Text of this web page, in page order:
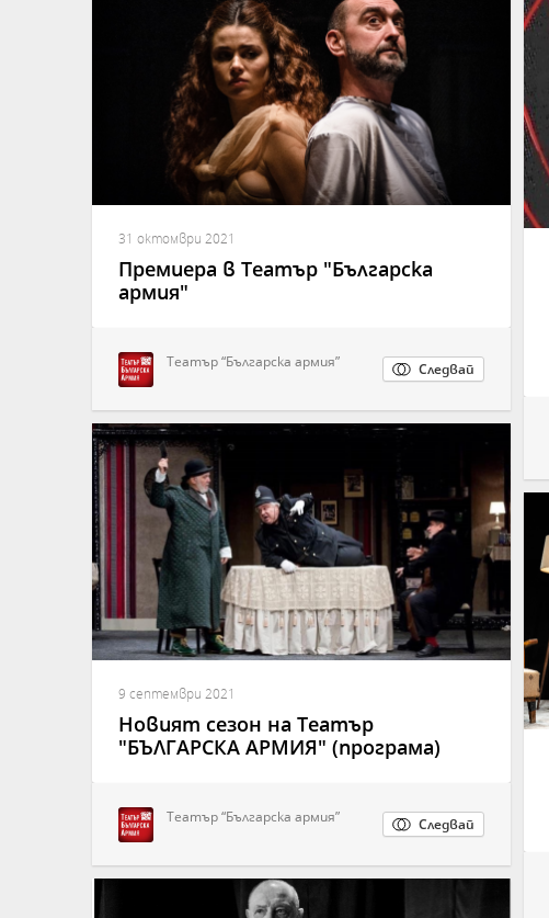
31 октомври 2021
Премиера в Театър "Българска
армия"
Следвай
Театър “Българска армия”
9 септември 2021
Новият сезон на Театър
"БЪЛГАРСКА АРМИЯ" (програма)
Следвай
Театър “Българска армия”